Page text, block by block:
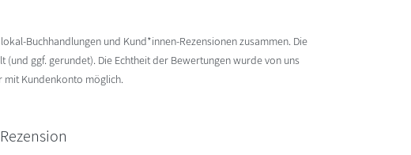
Buchhandlungen und Kund*innen-Rezensionen zusammen. Die
ggf. gerundet). Die Echtheit der Bewertungen wurde von uns
mit Kundenkonto möglich.